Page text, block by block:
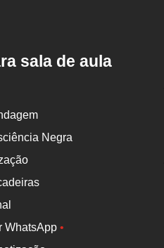
sala de aula
Negra
WhatsApp•